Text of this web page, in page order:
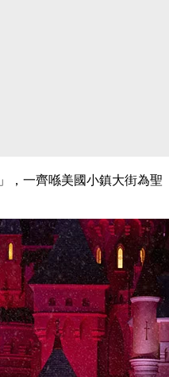
，一齊喺美國小鎮大街為聖